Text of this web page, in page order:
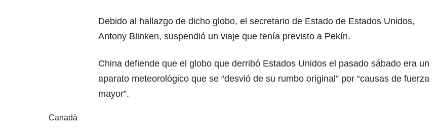
Debido al hallazgo de dicho globo, el secretario de Estado de Estados Unidos,
Antony Blinken, suspendió un viaje que tenía previsto a Pekín.
China defiende que el globo que derribó Estados Unidos el pasado sábado era un
aparato meteorológico que se “desvió de su rumbo original” por “causas de fuerza
mayor”.
Canadá